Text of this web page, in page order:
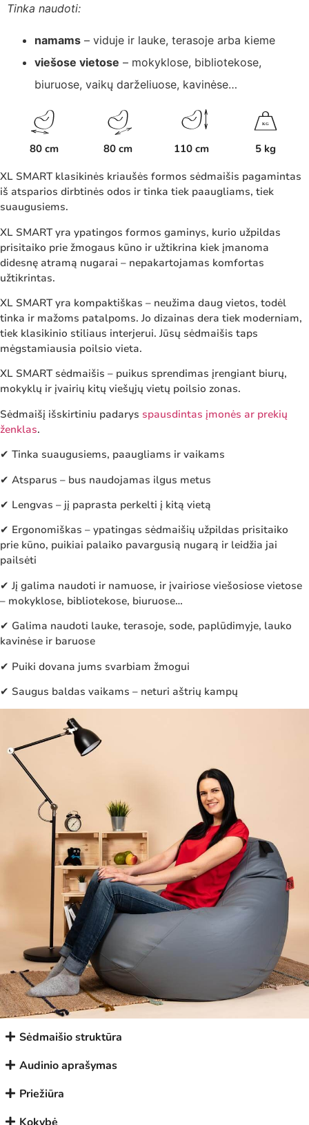
Tinka naudoti:
namams – viduje ir lauke, terasoje arba kieme
viešose vietose – mokyklose, bibliotekose,
biuruose, vaikų darželiuose, kavinėse…
80 cm 80 cm 110 cm
KG
5 kg
XL SMART klasikinės kriaušės formos sėdmaišis pagamintas
iš atsparios dirbtinės odos ir tinka tiek paaugliams, tiek
suaugusiems.
XL SMART yra ypatingos formos gaminys, kurio užpildas
prisitaiko prie žmogaus kūno ir užtikrina kiek įmanoma
didesnę atramą nugarai – nepakartojamas komfortas
užtikrintas.
XL SMART yra kompaktiškas – neužima daug vietos, todėl
tinka ir mažoms patalpoms. Jo dizainas dera tiek moderniam,
tiek klasikinio stiliaus interjerui. Jūsų sėdmaišis taps
mėgstamiausia poilsio vieta.
XL SMART sėdmaišis – puikus sprendimas įrengiant biurų,
mokyklų ir įvairių kitų viešųjų vietų poilsio zonas.
Sėdmaišį išskirtiniu padarys spausdintas įmonės ar prekių
ženklas.
✔ Tinka suaugusiems, paaugliams ir vaikams
✔ Atsparus – bus naudojamas ilgus metus
✔ Lengvas – jį paprasta perkelti į kitą vietą
✔ Ergonomiškas – ypatingas sėdmaišių užpildas prisitaiko
prie kūno, puikiai palaiko pavargusią nugarą ir leidžia jai
pailsėti
✔ Jį galima naudoti ir namuose, ir įvairiose viešosiose vietose
– mokyklose, bibliotekose, biuruose…
✔ Galima naudoti lauke, terasoje, sode, paplūdimyje, lauko
kavinėse ir baruose
✔ Puiki dovana jums svarbiam žmogui
✔ Saugus baldas vaikams – neturi aštrių kampų
Sėdmaišio struktūra
Audinio aprašymas
Priežiūra